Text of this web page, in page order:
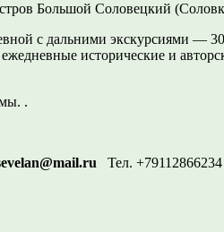
Большой Соловецкий
с дальними экскурсиями —
исторические и
.
Тел.